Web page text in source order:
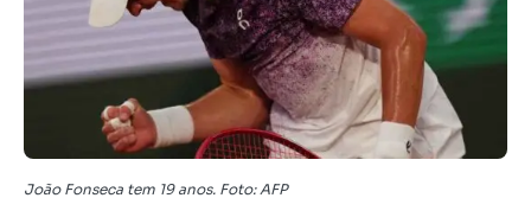
João Fonseca tem 19 anos. Foto: AFP